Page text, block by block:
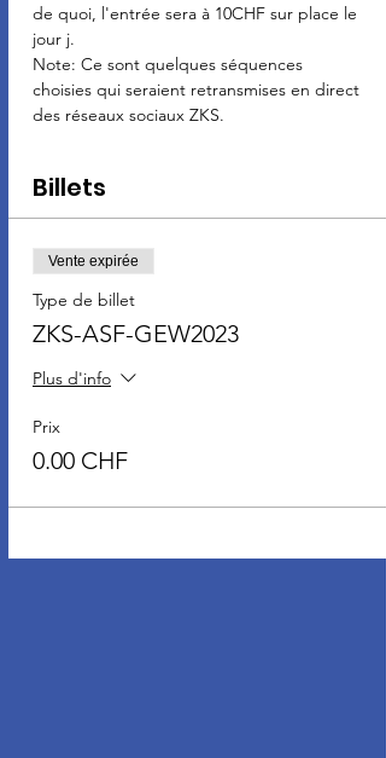
de quoi, l'entrée sera à 10CHF sur place le
jour j.
Note: Ce sont quelques séquences
choisies qui seraient retransmises en direct
des réseaux sociaux ZKS.
Billets
Vente expirée
Type de billet
ZKS-ASF-GEW2023
Plus d'info
Prix
0.00 CHF